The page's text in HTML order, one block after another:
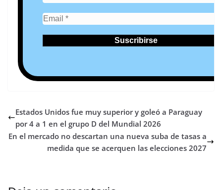
Estados Unidos fue muy superior y goleó a Paraguay
por 4 a 1 en el grupo D del Mundial 2026
En el mercado no descartan una nueva suba de tasas a
medida que se acerquen las elecciones 2027